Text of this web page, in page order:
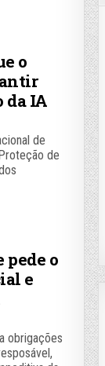
o
da IA
de
de
pede o
e
obrigações